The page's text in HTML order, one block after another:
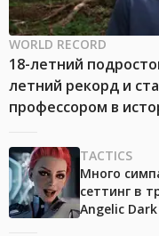
WORLD RECORD
18-летний
летний рекорд и
профессором в
TACTICS
Много
сеттинг в
Angelic